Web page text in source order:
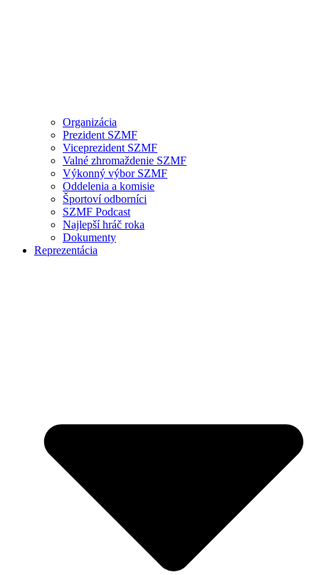
Organizácia
Prezident SZMF
Viceprezident SZMF
Valné zhromaždenie SZMF
Výkonný výbor SZMF
Oddelenia a komisie
Športoví odborníci
SZMF Podcast
Najlepší hráč roka
Dokumenty
Reprezentácia